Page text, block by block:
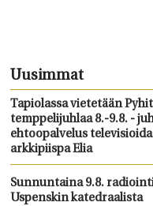
Uusimmat
Tapiolassa vietetään
temppelijuhlaa 8.-9.8. -
ehtoopalvelus
arkkipiispa Elia
Sunnuntaina 9.8.
Uspenskin katedraalista